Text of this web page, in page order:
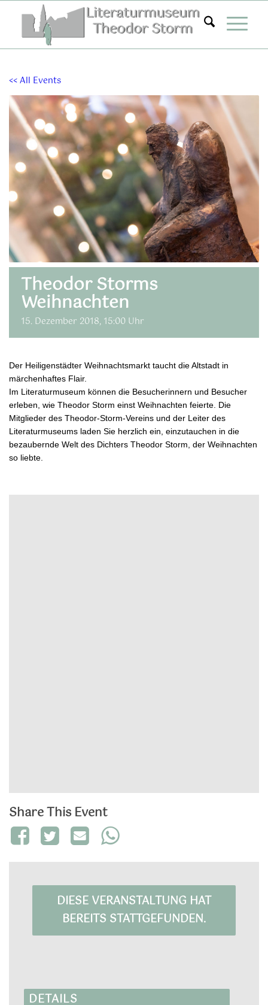
springen
<< All Events
Theodor Storms
Weihnachten
15. Dezember 2018, 15:00 Uhr
Der Heiligenstädter Weihnachtsmarkt taucht die Altstadt in
märchenhaftes Flair.
Im Literaturmuseum können die Besucherinnern und Besucher
erleben, wie Theodor Storm einst Weihnachten feierte. Die
Mitglieder des Theodor-Storm-Vereins und der Leiter des
Literaturmuseums laden Sie herzlich ein, einzutauchen in die
bezaubernde Welt des Dichters Theodor Storm, der Weihnachten
so liebte.
Share This Event
DIESE VERANSTALTUNG HAT
BEREITS STATTGEFUNDEN.
DETAILS